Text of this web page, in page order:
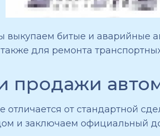
выкупаем битые и аварийные
для ремонта
продажи
отличается от стандартной
и заключаем официальный